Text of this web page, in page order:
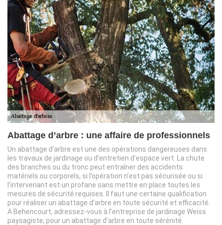
Abattage d’arbre : une affaire de professionnels
Un abattage d’arbre est une des opérations dangereuses dans
les travaux de jardinage ou d’entretien d’espace vert. La chute
des branches ou du tronc peut entraîner des accidents
matériels ou corporels, si l’opération n’est pas sécurisée ou si
l’intervenant est un profane sans mettre en place toutes les
mesures de sécurité requises. Il faut une certaine qualification
pour réaliser un abattage d’arbre en toute sécurité et efficacité.
A Behencourt, adressez-vous à l’entreprise de jardinage Weiss
paysagiste, pour un abattage d’arbre en toute sérénité.